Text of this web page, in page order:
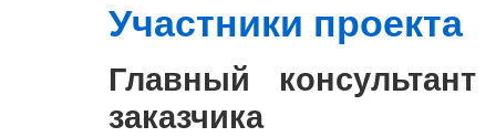
Участники проекта
Главный
заказчика